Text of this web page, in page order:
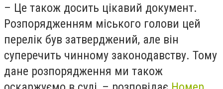
– Це також досить цікавий документ.
Розпорядженням міського голови цей
перелік був затверджений, але він
суперечить чинному законодавству. Тому
дане розпорядження ми також